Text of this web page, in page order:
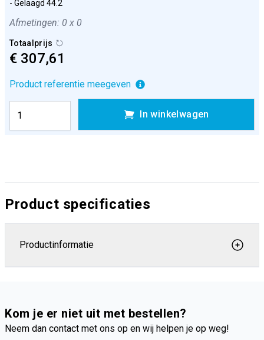
- Gelaagd 44.2
Afmetingen: 0 x 0
Totaalprijs
€ 307,61
Product referentie meegeven
In winkelwagen
Product specificaties
Productinformatie
Kom je er niet uit met bestellen?
Neem dan contact met ons op en wij helpen je op weg!